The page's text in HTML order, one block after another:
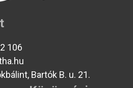
106
Bartók B. u. 21.